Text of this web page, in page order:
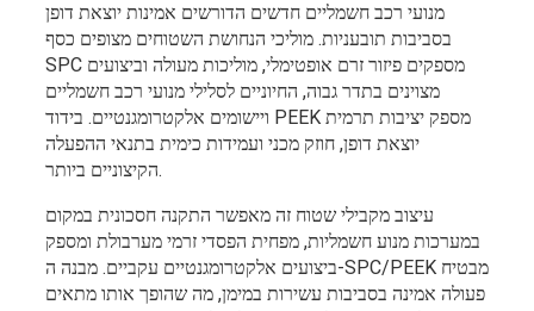
מנועי רכב חשמליים חדשים הדורשים אמינות יוצאת דופן
בסביבות תובעניות. מוליכי הנחושת השטוחים מצופים כסף
SPC מספקים פיזור זרם אופטימלי, מוליכות מעולה וביצועים
מצוינים בתדר גבוה, החיוניים לסלילי מנועי רכב חשמליים
ויישומים אלקטרומגנטיים. בידוד PEEK מספק יציבות תרמית
יוצאת דופן, חוזק מכני ועמידות כימית בתנאי ההפעלה
הקיצוניים ביותר.
עיצוב מקבילי שטוח זה מאפשר התקנה חסכונית במקום
במערכות מנוע חשמליות, מפחית הפסדי זרמי מערבולת ומספק
ביצועים אלקטרומגנטיים עקביים. מבנה ה-SPC/PEEK מבטיח
פעולה אמינה בסביבות עשירות במימן, מה שהופך אותו מתאים